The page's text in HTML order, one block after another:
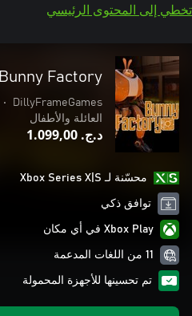
تخطي إلى المحتوى الرئيسي
Bunny Factory
DillyFrameGames
•
العائلة والأطفال
د.ج.‏ 1.099,00
محسّنة لـ Xbox Series X|S
توافق ذكي
Xbox Play في أي مكان
11 من اللغات المدعمة
تم تحسينها للأجهزة المحمولة